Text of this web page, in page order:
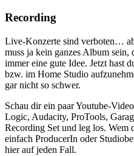
Recording
Live-Konzerte sind verboten…
muss ja kein ganzes Album sein,
immer eine gute Idee. Jetzt hast
bzw. im Home Studio
gar nicht so schwer.
Schau dir ein paar Youtube-
Logic, Audacity, ProTools,
Recording Set und leg los. Wem
einfach ProducerIn oder
hier auf jeden Fall.